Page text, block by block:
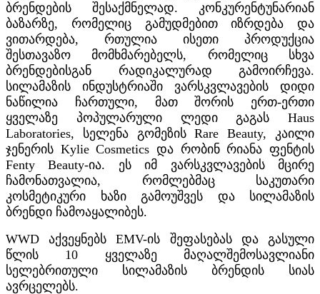
ბრენდების შესაქმნელად. კონკურენტუნარიან
ბაზარზე, რომელიც გამუდმებით იზრდება და
ვითარდება, რთულია ისეთი პროდუქცია
შესთავაზო მომხმარებელს, რომელიც სხვა
ბრენდებისგან რადიკალურად გამოირჩევა.
სილამაზის ინდუსტრიაში ვარსკვლავების დიდი
ნაწილია ჩართული, მათ შორის ერთ-ერთი
ყველაზე პოპულარული ლედი გაგას Haus
Laboratories, სელენა გომეზის Rare Beauty, კაილი
ჯენერის Kylie Cosmetics და რობინ რიანა ფენტის
Fenty Beauty-ია. ეს იმ ვარსკვლავების მცირე
ჩამონათვალია, რომლებმაც საკუთარი
კოსმეტიკური ხაზი გამოუშვეს და სილამაზის
ბრენდი ჩამოაყალიბეს.
WWD აქვეყნებსEMV-ის შეფასებას და გასული
წლის 10 ყველაზე მაღალშემოსავლიანი
სელებრითული სილამაზის ბრენდის სიას
ავრცელებს.